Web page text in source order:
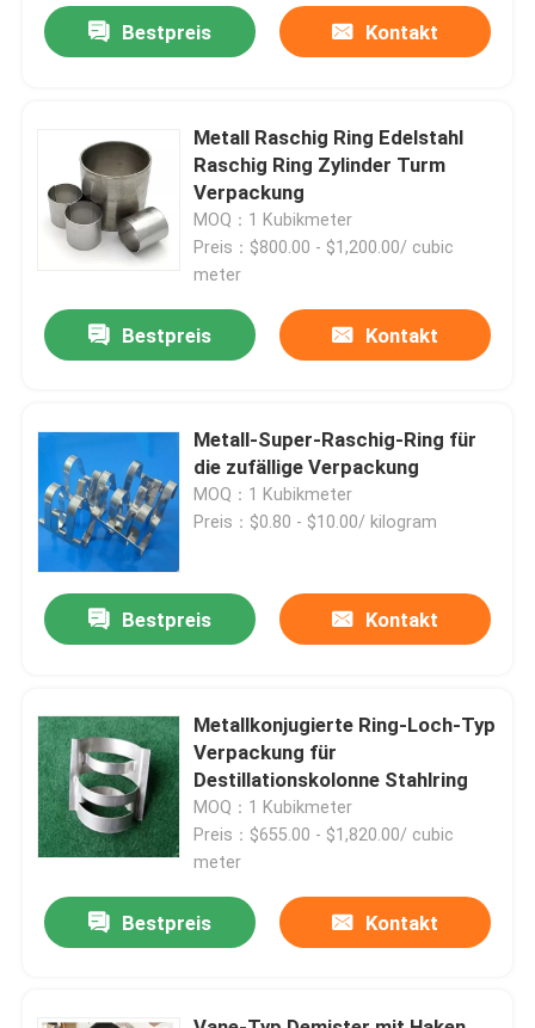
Zu Hause
Videos
Über uns
Werksbesichtigung
Qualitätskontrolle
Kontakt mit uns
Bitte um ein Angebot
PSA-Molekularsiet
Molekulare Siebe Zeolith
Bestpreis Kontakt
Metall Raschig Ring Edelstahl
Raschig Ring Zylinder Turm
Verpackung
MOQ：1 Kubikmeter
Preis：$800.00 - $1,200.00/ cubic
meter
Bestpreis Kontakt
Metall-Super-Raschig-Ring für
die zufällige Verpackung
MOQ：1 Kubikmeter
Preis：$0.80 - $10.00/ kilogram
Bestpreis Kontakt
Metallkonjugierte Ring-Loch-Typ
Verpackung für
Destillationskolonne Stahlring
MOQ：1 Kubikmeter
Preis：$655.00 - $1,820.00/ cubic
meter
Bestpreis Kontakt